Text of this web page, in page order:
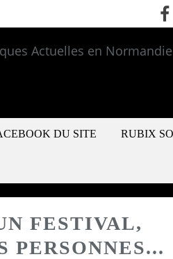
DU SITE RUBIX
FESTIVAL,
PERSONNES...